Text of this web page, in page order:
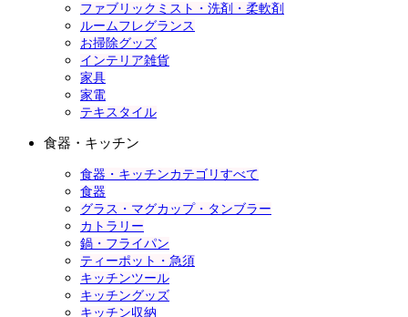
ファブリックミスト・洗剤・柔軟剤
ルームフレグランス
お掃除グッズ
インテリア雑貨
家具
家電
テキスタイル
食器・キッチン
食器・キッチンカテゴリすべて
食器
グラス・マグカップ・タンブラー
カトラリー
鍋・フライパン
ティーポット・急須
キッチンツール
キッチングッズ
キッチン収納